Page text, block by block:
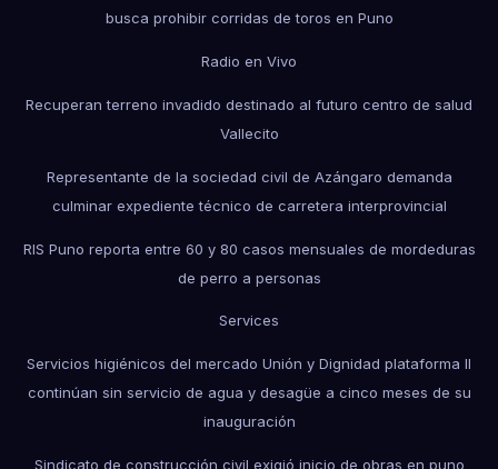
busca prohibir corridas de toros en Puno
Radio en Vivo
Recuperan terreno invadido destinado al futuro centro de salud
Vallecito
Representante de la sociedad civil de Azángaro demanda
culminar expediente técnico de carretera interprovincial
RIS Puno reporta entre 60 y 80 casos mensuales de mordeduras
de perro a personas
Services
Servicios higiénicos del mercado Unión y Dignidad plataforma II
continúan sin servicio de agua y desagüe a cinco meses de su
inauguración
Sindicato de construcción civil exigió inicio de obras en puno